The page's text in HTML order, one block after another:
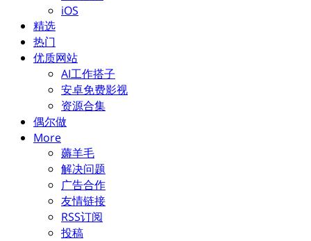
iOS
精选
热门
优质网站
AI工作搭子
安卓免费影视
资源合集
偶尔做
More
薅羊毛
解决问题
广告合作
友情链接
RSS订阅
投稿